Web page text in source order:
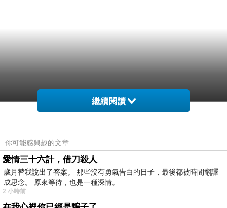
繼續閱讀
你可能感興趣的文章
愛情三十六計，借刀殺人
歲月替我說出了答案。 那些沒有勇氣告白的日子，最後都被時間翻譯
成思念。 原來等待，也是一種深情。
2 小時前